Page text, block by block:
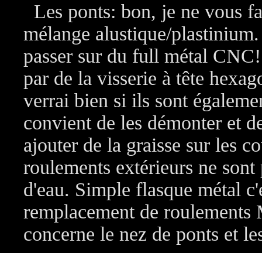
Les ponts: bon, je ne vous
mélange alustique/
passer sur du full métal
par de la visserie à tête
verrai bien si ils sont
convient de les démonter et
ajouter de la graisse sur les
roulements extérieurs ne
d'eau. Simple flasque métal
remplacement de
concerne le nez de ponts et